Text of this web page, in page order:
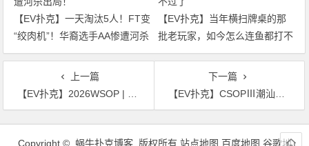
【EV扑克】一天淘汰5人！FT变
“绞肉机”！华裔选手AA惨遭河杀
出局！
【EV扑克】当年横扫牌桌的那
批老玩家，如今怎么连鱼都打不
过了
上一篇
【EV扑克】2026WSOP | 华人牌手闪耀赛场：Pete Chen、陈星维、Yibo Song杀入决赛桌；主赛事多名国人高分晋级
下一篇
【EV扑克】CSOPⅢ潮汕站主赛C/D组收官：邱畅、吴津分领两组，主赛第二轮7月6日开战
文
Copyright © 蜗牛扑克博客 版权所有 站点地图 百度地图 谷歌地